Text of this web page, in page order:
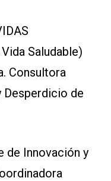
Saludable)
Consultora
Desperdicio de
de Innovación y